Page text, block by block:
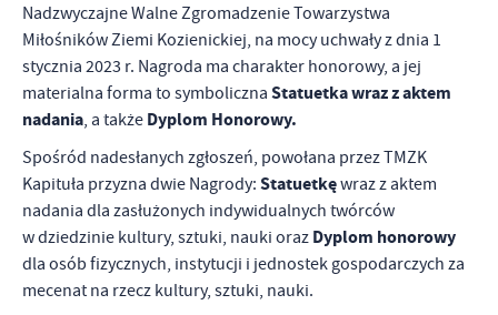
Nadzwyczajne Walne Zgromadzenie Towarzystwa
Miłośników Ziemi Kozienickiej, na mocy uchwały z dnia 1
stycznia 2023 r. Nagroda ma charakter honorowy, a jej
materialna forma to symboliczna Statuetka wraz z aktem
nadania, a także Dyplom Honorowy.
Spośród nadesłanych zgłoszeń, powołana przez TMZK
Kapituła przyzna dwie Nagrody: Statuetkęwraz z aktem
nadania dla zasłużonych indywidualnych twórców
w dziedzinie kultury, sztuki, nauki oraz Dyplom honorowy
dla osób fizycznych, instytucji i jednostek gospodarczych za
mecenat na rzecz kultury, sztuki, nauki.